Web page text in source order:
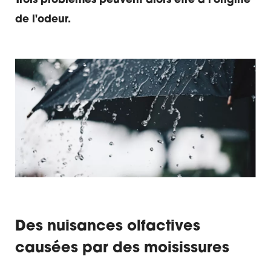
de l'odeur.
Des nuisances olfactives
causées par des moisissures